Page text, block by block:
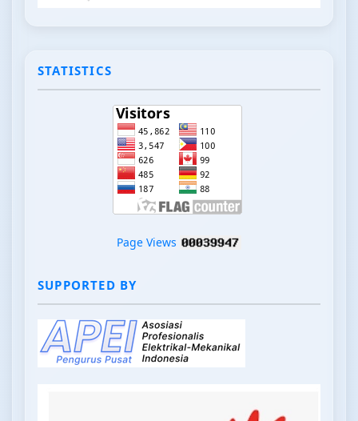
STATISTICS
Page Views
SUPPORTED BY